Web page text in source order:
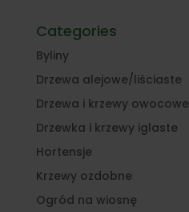
Categories
Byliny
Drzewa alejowe/liściaste
Drzewa i krzewy owocowe
Drzewka i krzewy iglaste
Hortensje
Krzewy ozdobne
Ogród na wiosnę